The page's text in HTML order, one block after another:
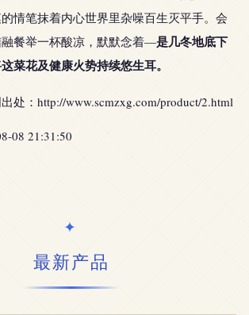
情笔抹着内心世界里杂噪百生灭平手。会
餐举一杯酸凉，默默念着—是几冬地底下
菜花及健康火势持续悠生耳。
处：http://www.scmzxg.com/product/2.html
08 21:31:50
最新产品